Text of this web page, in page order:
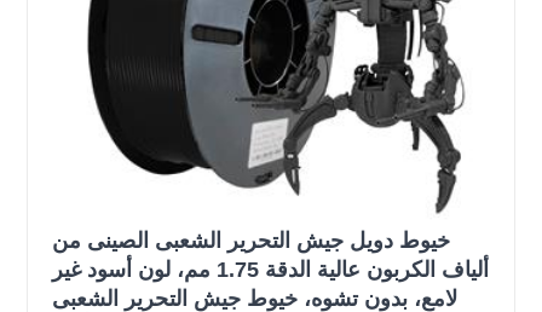
خيوط دويل جيش التحرير الشعبى الصينى من
ألياف الكربون عالية الدقة 1.75 مم، لون أسود غير
لامع، بدون تشوه، خيوط جيش التحرير الشعبى